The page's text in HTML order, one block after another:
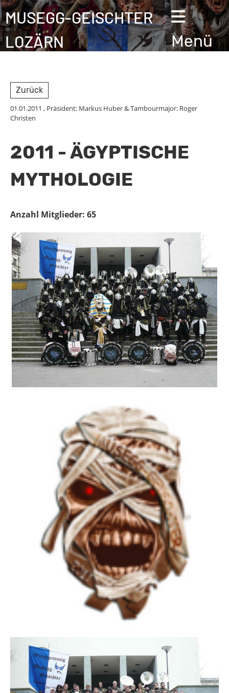
MUSEGG-GEISCHTER
LOZÄRN
Menü
Zurück
01.01.2011 , Präsident: Markus Huber & Tambourmajor: Roger
Christen
2011 - ÄGYPTISCHE
MYTHOLOGIE
Anzahl Mitglieder: 65